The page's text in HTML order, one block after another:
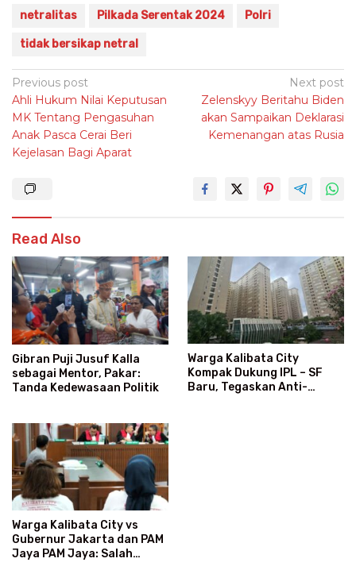
netralitas Pilkada Serentak 2024 Polri
tidak bersikap netral
Post
navigation
Previous post
Ahli Hukum Nilai Keputusan
MK Tentang Pengasuhan
Anak Pasca Cerai Beri
Kejelasan Bagi Aparat
Next post
Zelenskyy Beritahu Biden
akan Sampaikan Deklarasi
Kemenangan atas Rusia
Read Also
Gibran Puji Jusuf Kalla
sebagai Mentor, Pakar:
Tanda Kedewasaan Politik
Warga Kalibata City
Kompak Dukung IPL – SF
Baru, Tegaskan Anti-
Warga Kalibata City vs
Gubernur Jakarta dan PAM
Jaya PAM Jaya: Salah